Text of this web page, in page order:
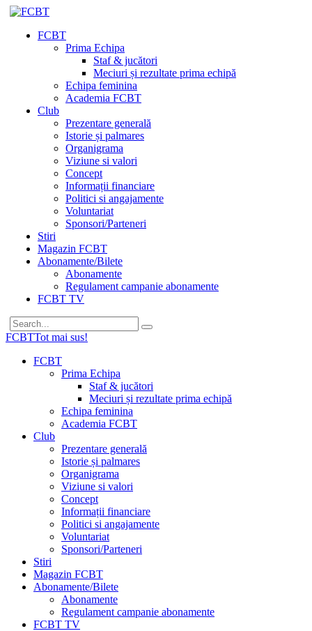
FCBT
Prima Echipa
Staf & jucători
Meciuri și rezultate prima echipă
Echipa feminina
Academia FCBT
Club
Prezentare generală
Istorie și palmares
Organigrama
Viziune si valori
Concept
Informații financiare
Politici si angajamente
Voluntariat
Sponsori/Parteneri
Stiri
Magazin FCBT
Abonamente/Bilete
Abonamente
Regulament campanie abonamente
FCBT TV
FCBTTot mai sus!
FCBT
Prima Echipa
Staf & jucători
Meciuri și rezultate prima echipă
Echipa feminina
Academia FCBT
Club
Prezentare generală
Istorie și palmares
Organigrama
Viziune si valori
Concept
Informații financiare
Politici si angajamente
Voluntariat
Sponsori/Parteneri
Stiri
Magazin FCBT
Abonamente/Bilete
Abonamente
Regulament campanie abonamente
FCBT TV